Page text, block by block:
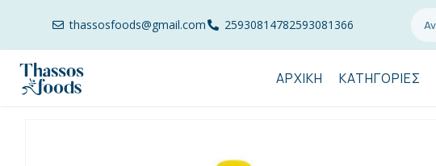
thassosfoods@gmail.com 25930814782593081366
ΑΡΧΙΚΉ ΚΑΤΗΓΟΡΊΕΣ